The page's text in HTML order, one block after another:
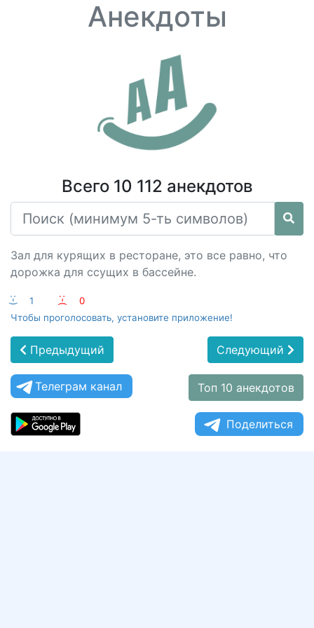
Анекдоты
Всего 10 112 анекдотов
Зал для курящих в ресторане, это все равно, что
дорожка для ссущих в бассейне.
:-) 1 :-(
0
Чтобы проголосовать, установите приложение!
Предыдущий Следующий
Телеграм канал Топ 10 анекдотов
Поделиться